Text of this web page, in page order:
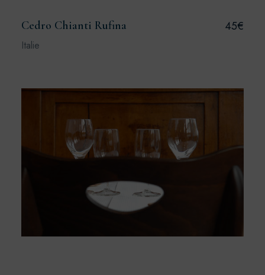
Cedro Chianti Rufina 45€
Italie